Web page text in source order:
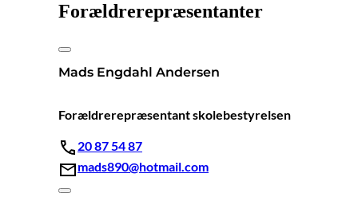
Forældrerepræsentanter
Mads Engdahl Andersen
Forældrerepræsentant skolebestyrelsen
20 87 54 87
mads890@hotmail.com